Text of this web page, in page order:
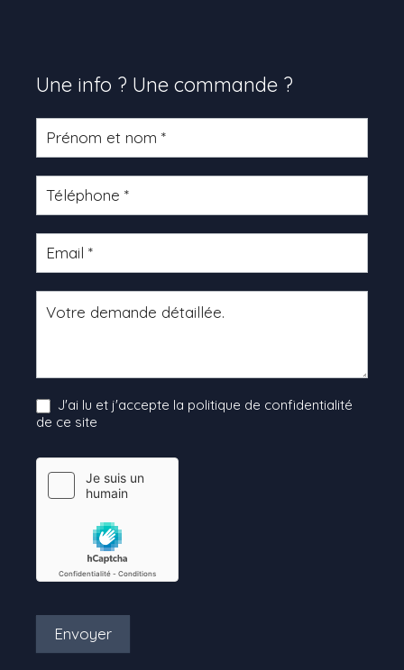
Une info ? Une commande ?
Formulaire
produit
J'ai lu et j'accepte la politique de confidentialité
de ce site
Envoyer